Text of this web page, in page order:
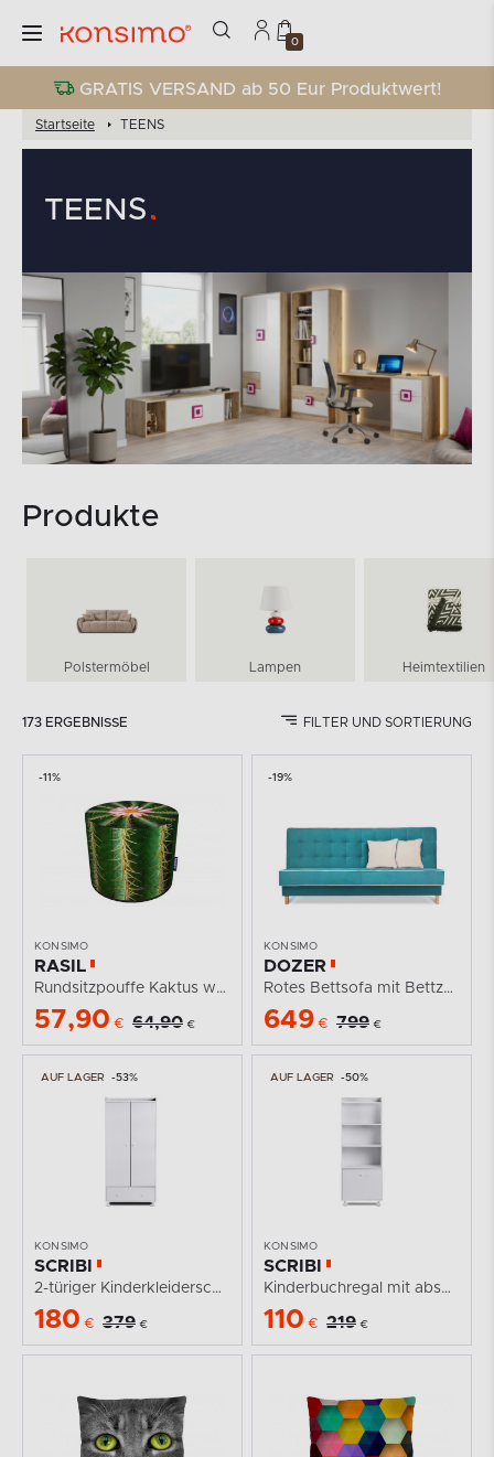
0
GRATIS VERSAND ab 50 Eur Produktwert!
Startseite TEENS
TEENS
Produkte
Polstermöbel Lampen Heimtextilien
173 ERGEBNISSE FILTER UND SORTIERUNG
-11%
KONSIMO
RASIL
Rundsitzpouffe Kaktus wasserdicht
57,90 € 64,90 €
-19%
KONSIMO
DOZER
Rotes Bettsofa mit Bettzeugkasten
649 € 799 €
AUF LAGER -53%
KONSIMO
SCRIBI
2-türiger Kinderkleiderschrank weiß
180 € 379 €
AUF LAGER -50%
KONSIMO
SCRIBI
Kinderbuchregal mit abschließbaren Fächern weiß
110 € 219 €